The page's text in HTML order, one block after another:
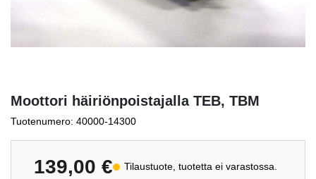
Moottori häiriönpoistajalla TEB, TBM
Tuotenumero: 40000-14300
139,00 € Tilaustuote, tuotetta ei varastossa.